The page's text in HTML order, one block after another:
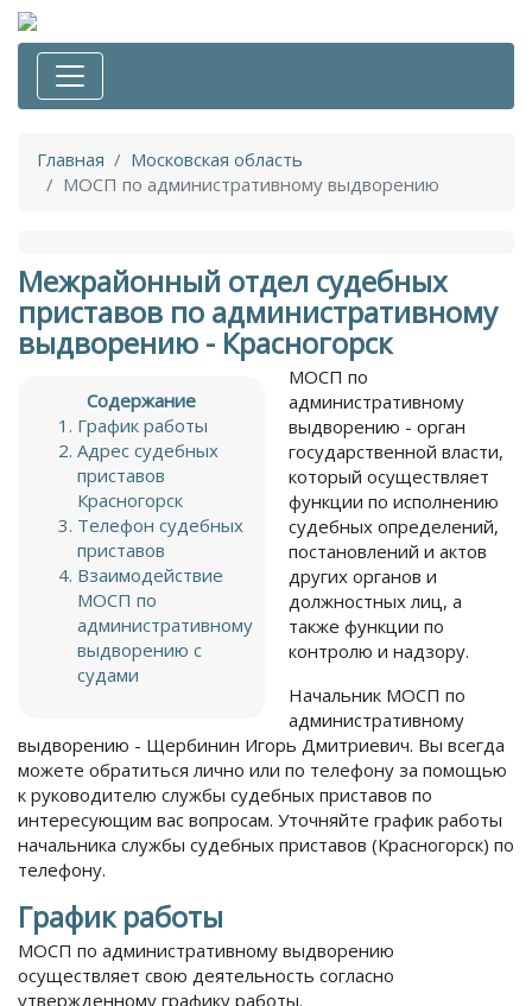
Главная
Московская область
МОСП по административному выдворению
Межрайонный отдел судебных
приставов по административному
выдворению - Красногорск
Содержание
График работы
Адрес судебных
приставов
Красногорск
Телефон судебных
приставов
Взаимодействие
МОСП по
административному
выдворению с
судами
МОСП по
административному
выдворению - орган
государственной власти,
который осуществляет
функции по исполнению
судебных определений,
постановлений и актов
других органов и
должностных лиц, а
также функции по
контролю и надзору.
Начальник МОСП по
административному
выдворению - Щербинин Игорь Дмитриевич. Вы всегда
можете обратиться лично или по телефону за помощью
к руководителю службы судебных приставов по
интересующим вас вопросам. Уточняйте график работы
начальника службы судебных приставов (Красногорск) по
телефону.
График работы
МОСП по административному выдворению
осуществляет свою деятельность согласно
утвержденному графику работы.